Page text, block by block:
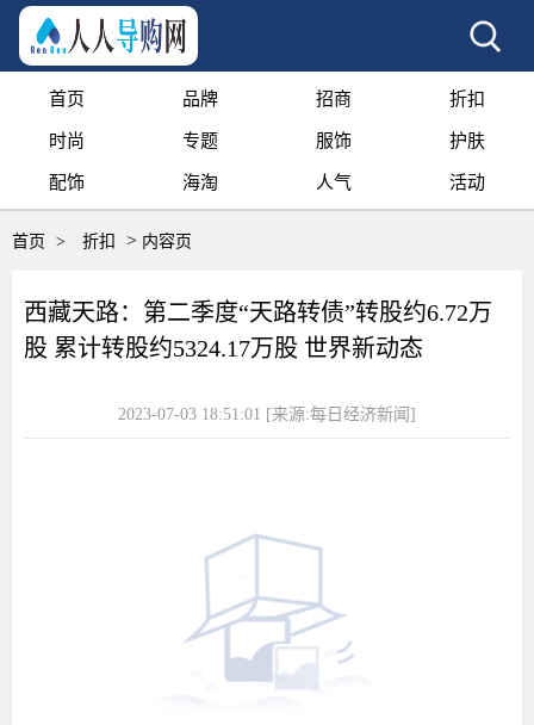
首页 品牌 招商 折扣
时尚 专题 服饰 护肤
配饰 海淘 人气 活动
首页 > 折扣 > 内容页
西藏天路：第二季度“天路转债”转股约6.72万
股 累计转股约5324.17万股 世界新动态
2023-07-03 18:51:01 [来源:每日经济新闻]